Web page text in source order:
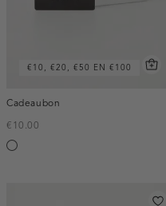
€10, €20, €50 EN €100
Cadeaubon
€10.00
Silver